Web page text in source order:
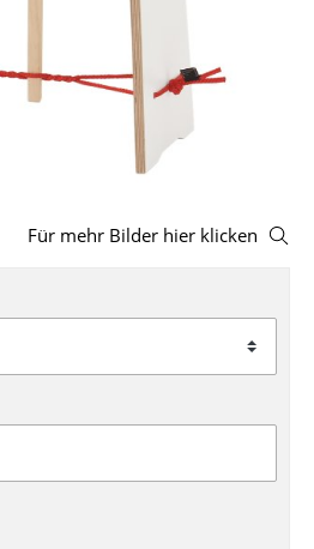
Für mehr Bilder hier klicken